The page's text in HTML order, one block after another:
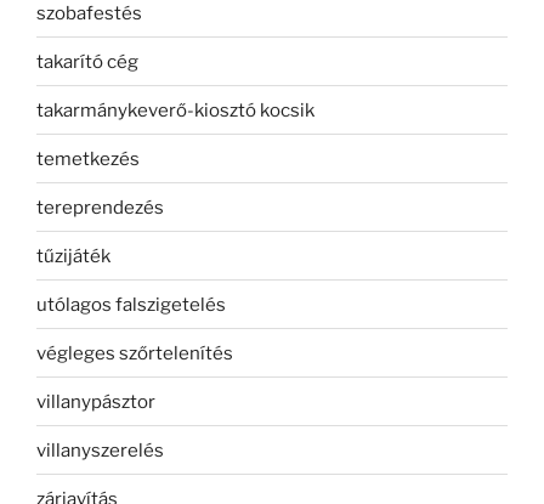
szobafestés
takarító cég
takarmánykeverő-kiosztó kocsik
temetkezés
tereprendezés
tűzijáték
utólagos falszigetelés
végleges szőrtelenítés
villanypásztor
villanyszerelés
zárjavítás